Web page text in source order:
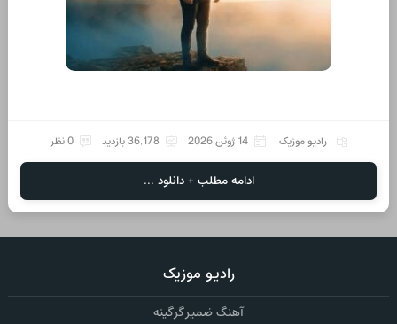
رادیو موزیک 14 ژوئن 2026 36,178 بازدید 0 نظر
ادامه مطلب + دانلود ...
رادیو موزیک
آهنگ ضمیر گرگینه